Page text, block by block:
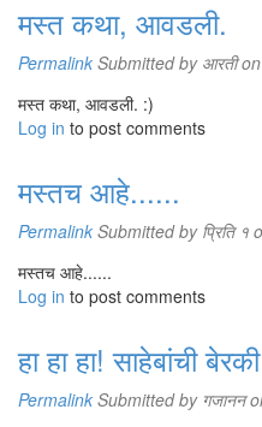
मस्त कथा, आवडली.
Permalink Submitted by आरतीon
मस्त कथा, आवडली. :)
Log in to post comments
मस्तच आहे......
Permalink Submitted by प्रिति १
मस्तच आहे......
Log in to post comments
हा हा हा! साहेबांची
Permalink Submitted by गजानन